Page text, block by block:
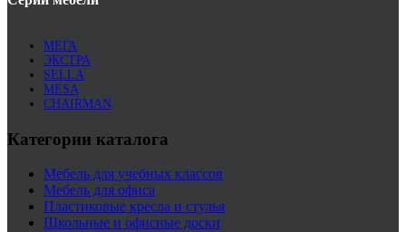
МЕГА
ЭКСТРА
SELLA
MESA
CHAIRMAN
Категории каталога
Мебель для учебных классов
Мебель для офиса
Пластиковые кресла и стулья
Школьные и офисные доски